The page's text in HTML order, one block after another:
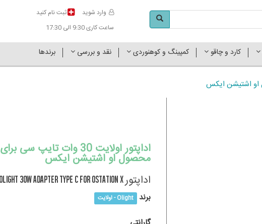
وارد شوید
ثبت نام کنید
ساعت کاری 9:30 الی 17:30
کارد و چاقو کمپینگ و کوهنوردی نقد و بررسی برندها
اداپتور اولایت 30 وات تایپ سی برای
محصول او اشتیشن ایکس
اداپتور Olight 30W Adapter Type C for Ostation X
برند Olight - اولایت